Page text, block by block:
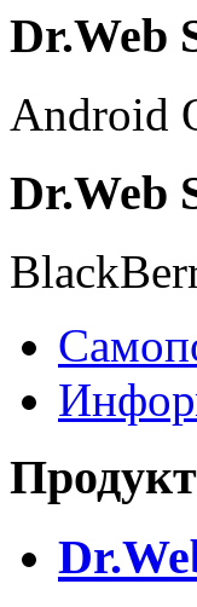
Dr.Web
Android
Dr.Web